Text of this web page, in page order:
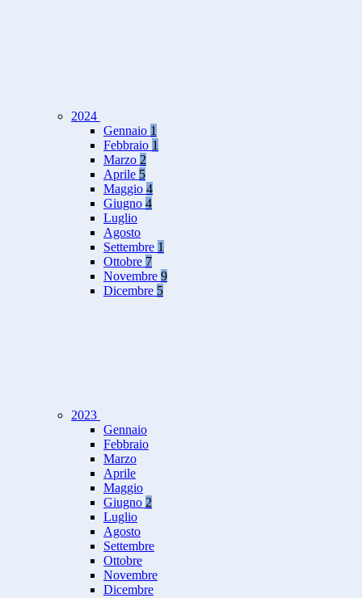
2024
Gennaio 1
Febbraio 1
Marzo 2
Aprile 5
Maggio 4
Giugno 4
Luglio
Agosto
Settembre 1
Ottobre 7
Novembre 9
Dicembre 5
2023
Gennaio
Febbraio
Marzo
Aprile
Maggio
Giugno 2
Luglio
Agosto
Settembre
Ottobre
Novembre
Dicembre